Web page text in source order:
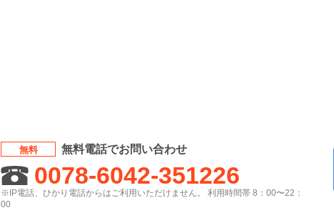
無料 無料電話でお問い合わせ
0078-6042-351226
※IP電話、ひかり電話からはご利用いただけません。 利用時間帯 8：00〜22：
00